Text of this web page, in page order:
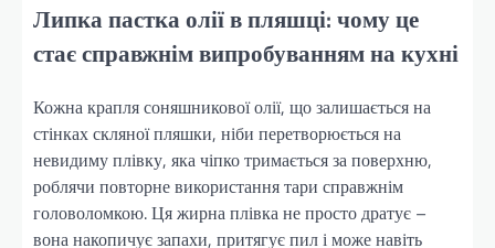
Липка пастка олії в пляшці: чому це
стає справжнім випробуванням на кухні
Кожна крапля соняшникової олії, що залишається на
стінках скляної пляшки, ніби перетворюється на
невидиму плівку, яка чіпко тримається за поверхню,
роблячи повторне використання тари справжнім
головоломкою. Ця жирна плівка не просто дратує –
вона накопичує запахи, притягує пил і може навіть